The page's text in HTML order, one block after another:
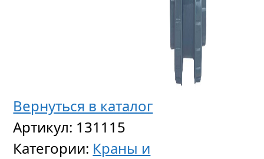
Вернуться в каталог
Артикул: 131115
Категории: Краны и